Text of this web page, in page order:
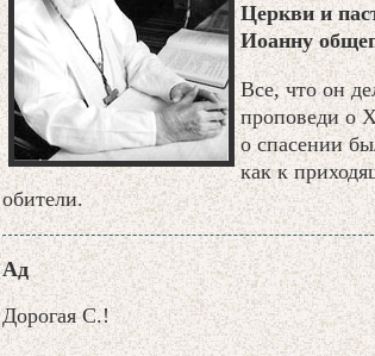
Церкви и
Иоанну
Все, что он
проповеди о
о спасении
как к
обители.
Ад
Дорогая С.!